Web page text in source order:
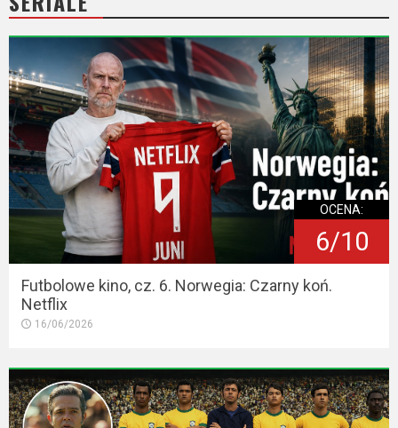
OCENA:
6/10
Futbolowe kino, cz. 6. Norwegia: Czarny koń.
Netflix
16/06/2026